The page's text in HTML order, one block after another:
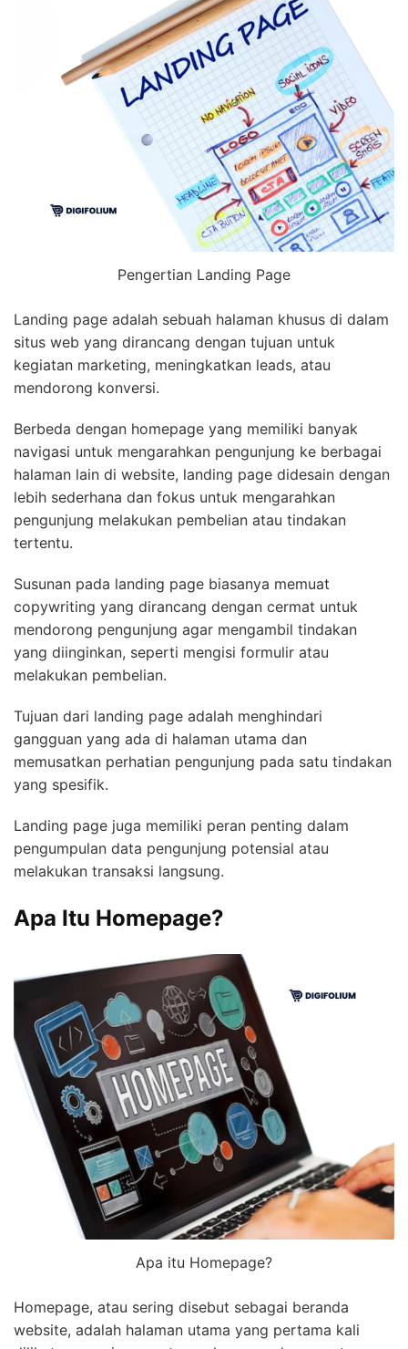
Pengertian Landing Page
Landing page adalah sebuah halaman khusus di dalam
situs web yang dirancang dengan tujuan untuk
kegiatan marketing, meningkatkan leads, atau
mendorong konversi.
Berbeda dengan homepage yang memiliki banyak
navigasi untuk mengarahkan pengunjung ke berbagai
halaman lain di website, landing page didesain dengan
lebih sederhana dan fokus untuk mengarahkan
pengunjung melakukan pembelian atau tindakan
tertentu.
Susunan pada landing page biasanya memuat
copywriting yang dirancang dengan cermat untuk
mendorong pengunjung agar mengambil tindakan
yang diinginkan, seperti mengisi formulir atau
melakukan pembelian.
Tujuan dari landing page adalah menghindari
gangguan yang ada di halaman utama dan
memusatkan perhatian pengunjung pada satu tindakan
yang spesifik.
Landing page juga memiliki peran penting dalam
pengumpulan data pengunjung potensial atau
melakukan transaksi langsung.
Apa Itu Homepage?
Apa itu Homepage?
Homepage, atau sering disebut sebagai beranda
website, adalah halaman utama yang pertama kali